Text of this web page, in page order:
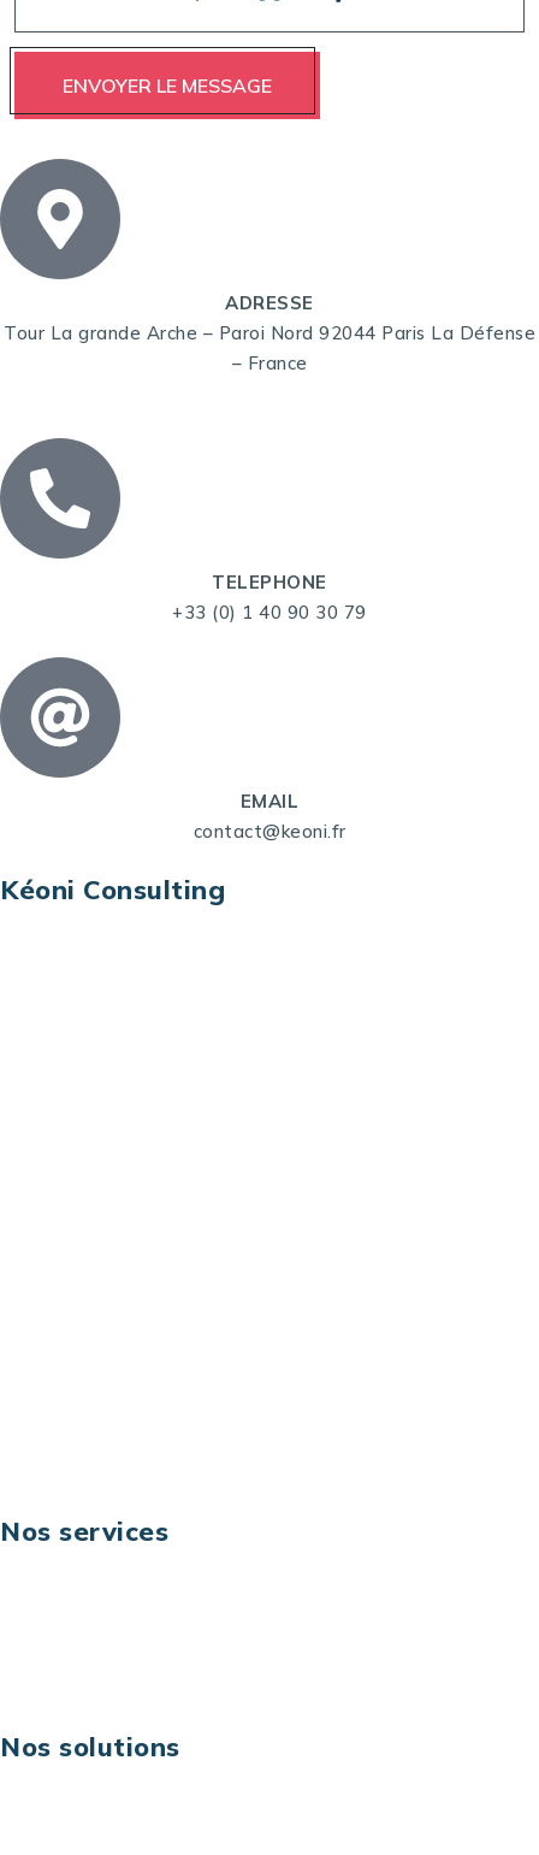
ADRESSE
Tour La grande Arche – Paroi Nord 92044 Paris La Défense
– France
TELEPHONE
+33 (0) 1 40 90 30 79
EMAIL
contact@keoni.fr
Kéoni Consulting
Nos services
Nos solutions